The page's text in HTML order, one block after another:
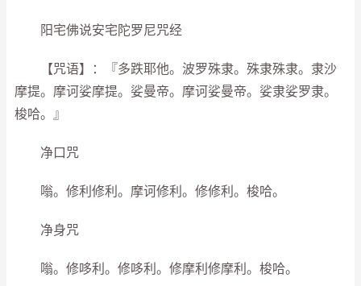
阳宅佛说安宅陀罗尼咒经
【咒语】：『多跌耶他。波罗殊隶。殊隶殊隶。隶沙
摩提。摩诃娑摩提。娑曼帝。摩诃娑曼帝。娑隶娑罗隶。
梭哈。』
净口咒
嗡。修利修利。摩诃修利。修修利。梭哈。
净身咒
嗡。修哆利。修哆利。修摩利修摩利。梭哈。